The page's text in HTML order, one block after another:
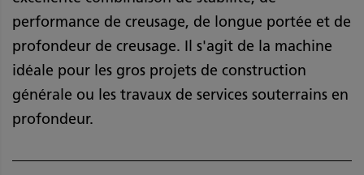
performance de creusage, de longue portée et de
profondeur de creusage. Il s'agit de la machine
idéale pour les gros projets de construction
générale ou les travaux de services souterrains en
profondeur.